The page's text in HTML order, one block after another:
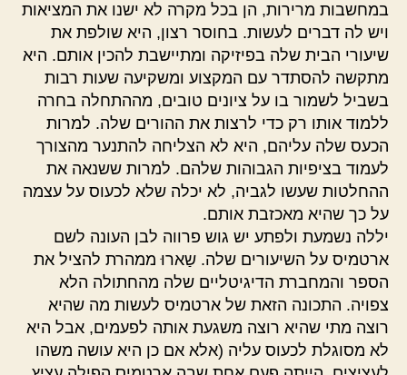
במחשבות מרירות, הן בכל מקרה לא ישנו את המציאות
ויש לה דברים לעשות. בחוסר רצון, היא שולפת את
שיעורי הבית שלה בפיזיקה ומתיישבת להכין אותם. היא
מתקשה להסתדר עם המקצוע ומשקיעה שעות רבות
בשביל לשמור בו על ציונים טובים, מההתחלה בחרה
ללמוד אותו רק כדי לרצות את ההורים שלה. למרות
הכעס שלה עליהם, היא לא הצליחה להתנער מהצורך
לעמוד בציפיות הגבוהות שלהם. למרות ששנאה את
ההחלטות שעשו לגביה, לא יכלה שלא לכעוס על עצמה
על כך שהיא מאכזבת אותם.
יללה נשמעת ולפתע יש גוש פרווה לבן העונה לשם
ארטמיס על השיעורים שלה. שַארוּ ממהרת להציל את
הספר והמחברת הדיגיטליים שלה מהחתולה הלא
צפויה. התכונה הזאת של ארטמיס לעשות מה שהיא
רוצה מתי שהיא רוצה משגעת אותה לפעמים, אבל היא
לא מסוגלת לכעוס עליה (אלא אם כן היא עושה משהו